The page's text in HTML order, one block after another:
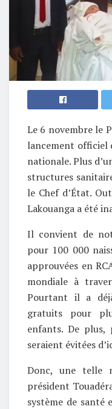
Le 6 novembre le
lancement
nationale. Plus
structures
le Chef d’État.
Lakouanga a été
Il convient de
pour 100 000
approuvées en
mondiale à
Pourtant il a
gratuits pour
enfants. De plus,
seraient évitées
Donc, une telle
président
système de santé